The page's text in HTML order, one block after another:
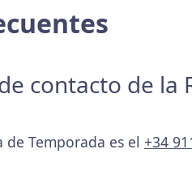
contacto de
Temporada es el +34